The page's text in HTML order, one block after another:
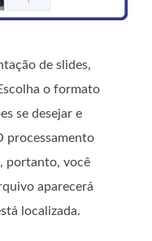
de slides,
o formato
se desejar e
processamento
portanto, você
aparecerá
localizada.